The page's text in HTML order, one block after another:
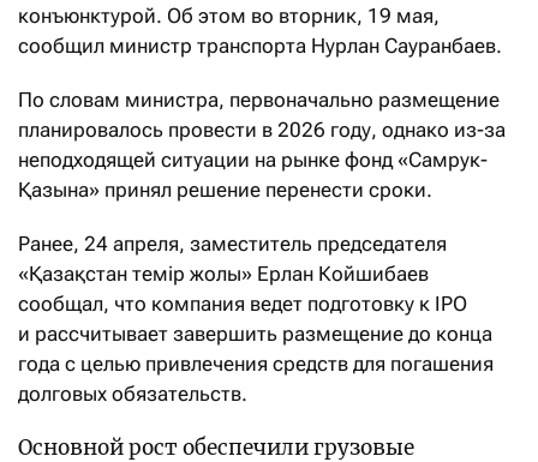
конъюнктурой. Об этом во вторник, 19 мая,
сообщил министр транспорта Нурлан Сауранбаев.
По словам министра, первоначально размещение
планировалось провести в 2026 году, однако из-за
неподходящей ситуации на рынке фонд «Самрук-
Қазына» принял решение перенести сроки.
Ранее, 24 апреля, заместитель председателя
«Қазақстан темір жолы» Ерлан Койшибаев
сообщал, что компания ведет подготовку к IPO
и рассчитывает завершить размещение до конца
года с целью привлечения средств для погашения
долговых обязательств.
Основной рост обеспечили грузовые